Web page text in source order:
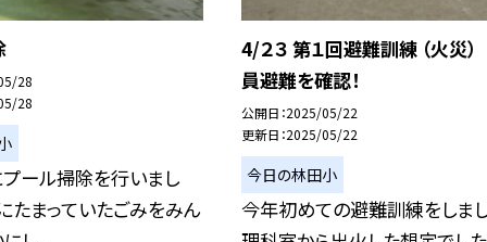
28
28
ール掃除を行いまし
たまっていたごみをみん
4/２３ 第１回避難訓練 （火災
員避難を確認！
公開日 2025/05/22
更新日 2025/05/22
今日の林田小
今年初めての避難訓練をしまし